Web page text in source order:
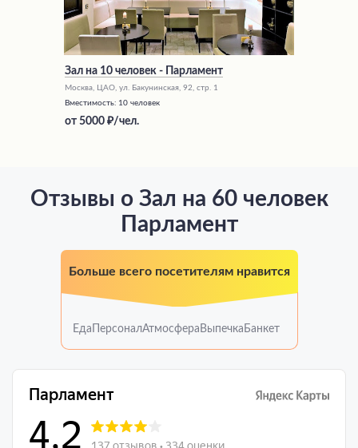
Зал на 10 человек - Парламент
Москва, ЦАО, ул. Бакунинская, 92, стр. 1
Вместимость: 10 человек
от 5000 /чел.
Отзывы о Зал на 60 человек
Парламент
Больше всего посетителям нравится
Еда ПерсоналАтмосфера Выпечка Банкет